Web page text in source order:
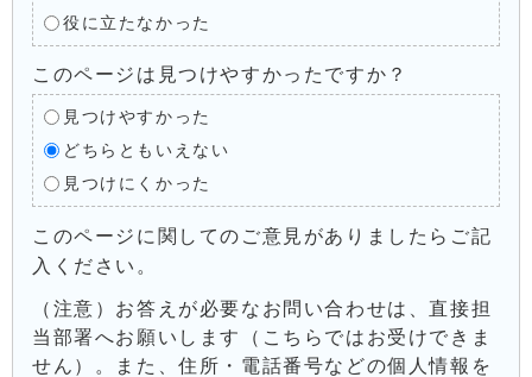
役に立たなかった
このページは見つけやすかったですか？
見つけやすかった
どちらともいえない
見つけにくかった
このページに関してのご意見がありましたらご記
入ください。
（注意）お答えが必要なお問い合わせは、直接担
当部署へお願いします（こちらではお受けできま
せん）。また、住所・電話番号などの個人情報を